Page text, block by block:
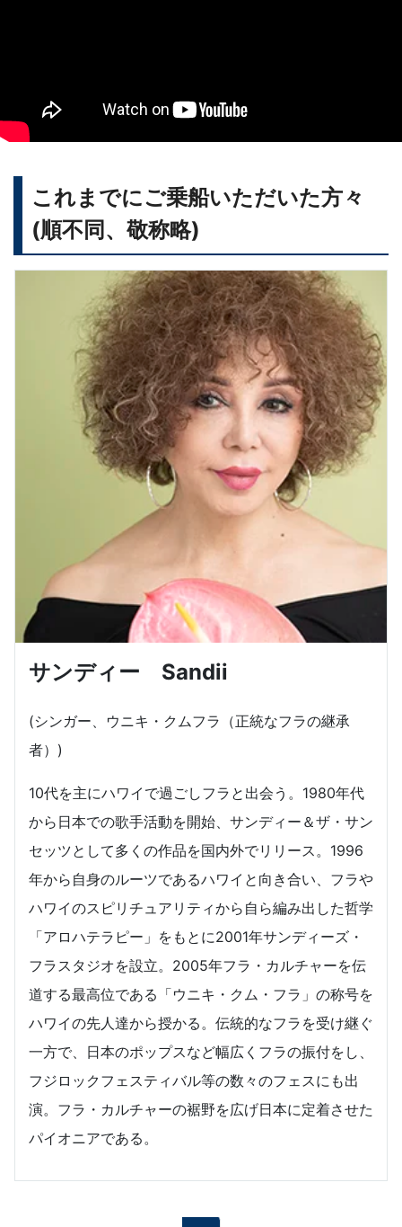
これまでにご乗船いただいた方々
(順不同、敬称略)
サンディー Sandii
(シンガー、ウニキ・クムフラ（正統なフラの継承
者）)
10代を主にハワイで過ごしフラと出会う。1980年代
から日本での歌手活動を開始、サンディー＆ザ・サン
セッツとして多くの作品を国内外でリリース。1996
年から自身のルーツであるハワイと向き合い、フラや
ハワイのスピリチュアリティから自ら編み出した哲学
「アロハテラピー」をもとに2001年サンディーズ・
フラスタジオを設立。2005年フラ・カルチャーを伝
道する最高位である「ウニキ・クム・フラ」の称号を
ハワイの先人達から授かる。伝統的なフラを受け継ぐ
一方で、日本のポップスなど幅広くフラの振付をし、
フジロックフェスティバル等の数々のフェスにも出
演。フラ・カルチャーの裾野を広げ日本に定着させた
パイオニアである。